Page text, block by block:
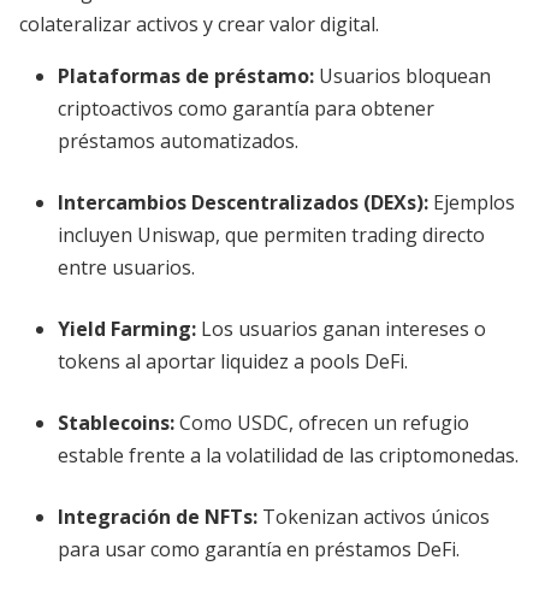
colateralizar activos y crear valor digital.
Plataformas de préstamo: Usuarios bloquean
criptoactivos como garantía para obtener
préstamos automatizados.
Intercambios Descentralizados (DEXs): Ejemplos
incluyen Uniswap, que permiten trading directo
entre usuarios.
Yield Farming: Los usuarios ganan intereses o
tokens al aportar liquidez a pools DeFi.
Stablecoins:Como USDC, ofrecen un refugio
estable frente a la volatilidad de las criptomonedas.
Integración de NFTs: Tokenizan activos únicos
para usar como garantía en préstamos DeFi.